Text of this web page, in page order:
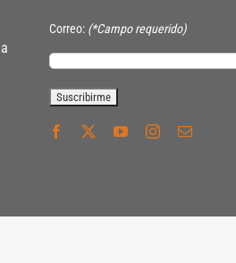
Correo: (*Campo requerido)